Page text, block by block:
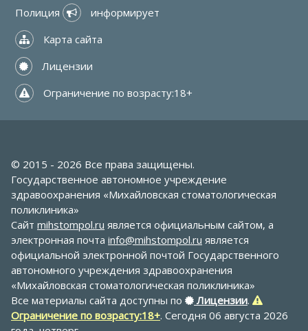
Полиция
информирует
Карта сайта
Лицензии
Ограничение по возрасту:18+
© 2015 - 2026 Все права защищены.
Государственное автономное учреждение
здравоохранения «Михайловская стоматологическая
поликлиника»
Сайт mihstompol.ru является официальным сайтом, а
электронная почта info@mihstompol.ru является
официальной электронной почтой Государственного
автономного учреждения здравоохранения
«Михайловская стоматологическая поликлиника»
Все материалы сайта доступны по
Лицензии.
Ограничение по возрасту:18+. Сегодня 06 августа 2026